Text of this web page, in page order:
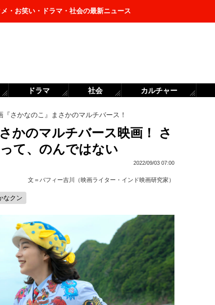
・お笑い・ドラマ・社会の最新ニュース
『さかなのこ』まさかのマルチバース！
かのマルチバース映画！ さ
て、のんではない
2022/09/03 07:00
文＝ バフィー吉川（映画ライター・インド映画研究家）
なクン
ドラマ 社会 カルチャー